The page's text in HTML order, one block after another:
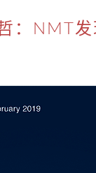
：NMT